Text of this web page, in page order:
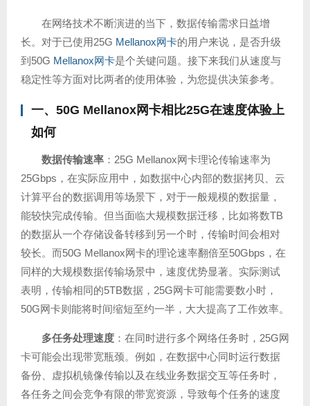
在网络技术不断演进的当下，数据传输需求日益增
长。对于已使用25G Mellanox网卡的用户来说，是否升级
到50G Mellanox网卡是个关键问题。接下来我们从速度与
稳定性等方面对比两者的使用体验，为您提供决策参考。
一、50G Mellanox网卡相比25G在速度体验上
如何
数据传输速率 ：25G Mellanox网卡理论传输速率为
25Gbps，在实际应用中，如数据中心内部的数据拷贝、云
计算平台的数据调用等场景下，对于一般规模的数据量，
能较快完成传输。但当面临大规模数据迁移，比如将数TB
的数据从一个存储设备转移到另一个时，传输时间会相对
较长。而50G Mellanox网卡的理论速率翻倍至50Gbps，在
同样的大规模数据传输场景中，速度优势显著。实际测试
表明，传输相同的5TB数据，25G网卡可能需要数小时，
50G网卡则能将时间缩短至约一半，大大提高了工作效率。
多任务处理速度 ：在同时进行多个网络任务时，25G网
卡可能会出现带宽瓶颈。例如，在数据中心同时运行数据
备份、虚拟机镜像传输以及在线业务数据交互等任务时，
各任务之间会竞争有限的带宽资源，导致每个任务的速度